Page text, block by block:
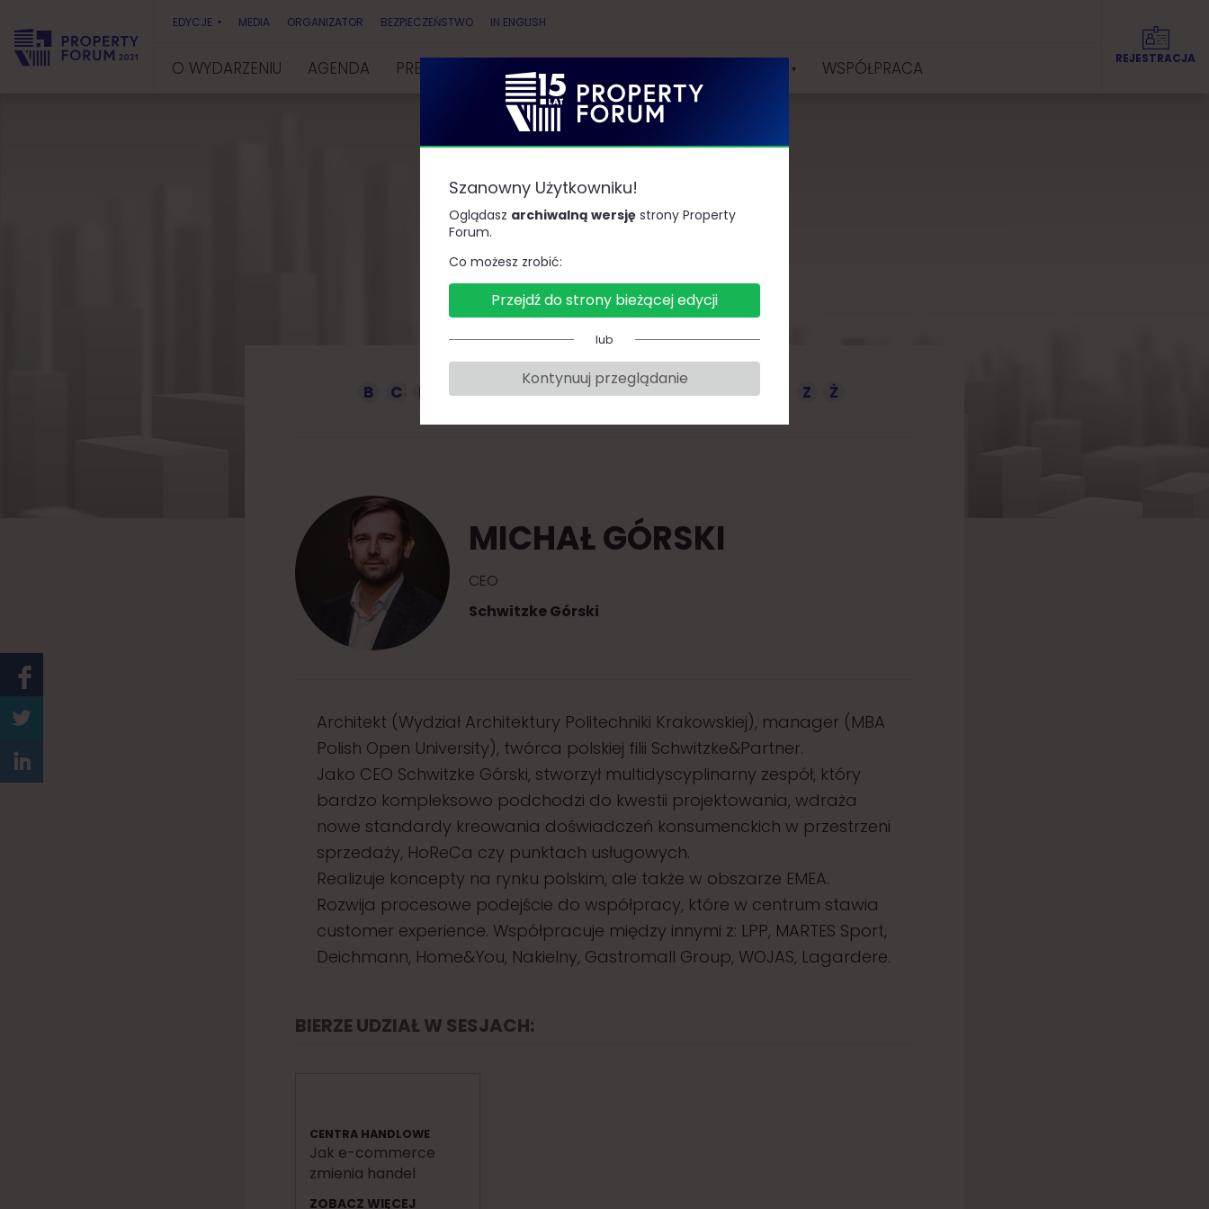
O WYDARZENIU AGENDA PRELEGENCI PARTNERZY WSPÓŁPRACA
EDYCJE MEDIA ORGANIZATOR BEZPIECZEŃSTWO IN ENGLISH
REJESTRACJA
Prelegenci
B C D F G J K L Ł M O P R S T Z Ż
MICHAŁ GÓRSKI
CEO
Schwitzke Górski
Architekt (Wydział Architektury Politechniki Krakowskiej), manager (MBA
Polish Open University), twórca polskiej filii Schwitzke&Partner.
Jako CEO Schwitzke Górski, stworzył multidyscyplinarny zespół, który
bardzo kompleksowo podchodzi do kwestii projektowania, wdraża
nowe standardy kreowania doświadczeń konsumenckich w przestrzeni
sprzedaży, HoReCa czy punktach usługowych.
Realizuje koncepty na rynku polskim, ale także w obszarze EMEA.
Rozwija procesowe podejście do współpracy, które w centrum stawia
customer experience. Współpracuje między innymi z: LPP, MARTES Sport,
Deichmann, Home&You, Nakielny, Gastromall Group, WOJAS, Lagardere.
BIERZE UDZIAŁ W SESJACH:
CENTRA HANDLOWE
Jak e-commerce
zmienia handel
ZOBACZ WIĘCEJ
Szanowny Użytkowniku!
Oglądasz archiwalną wersję strony Property
Forum.
Co możesz zrobić:
Przejdź do strony bieżącej edycji
lub
Kontynuuj przeglądanie